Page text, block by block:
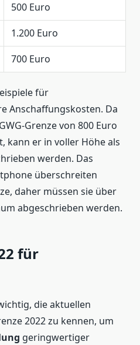
500 Euro
1.200 Euro
700 Euro
für
Anschaffungskosten. Da
Grenze von 800 Euro
kann er in voller Höhe als
werden. Das
überschreiten
daher müssen sie über
abgeschrieben werden.
für
die aktuellen
2022 zu kennen, um
geringwertiger